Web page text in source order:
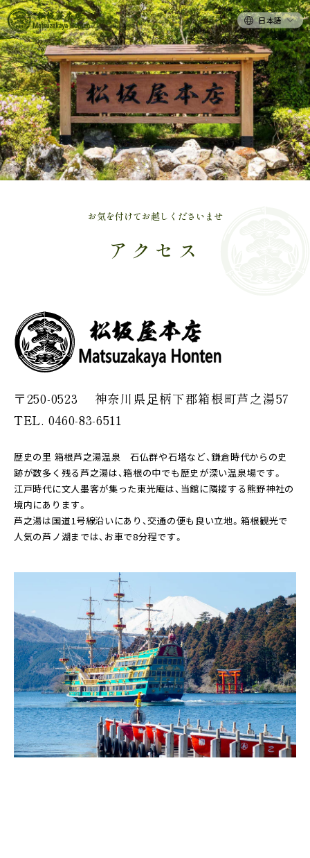
日本語
お気を付けてお越しくださいませ
アクセス
〒250-0523 神奈川県⾜柄下郡箱根町芦之湯57
TEL. 0460-83-6511
歴史の里 箱根芦之湯温泉 石仏群や石塔など、鎌倉時代からの史
跡が数多く残る芦之湯は、箱根の中でも歴史が深い温泉場です。
江戸時代に文人墨客が集った東光庵は、当館に隣接する熊野神社の
境内にあります。
芦之湯は国道1号線沿いにあり、交通の便も良い立地。箱根観光で
人気の芦ノ湖までは、お車で8分程です。